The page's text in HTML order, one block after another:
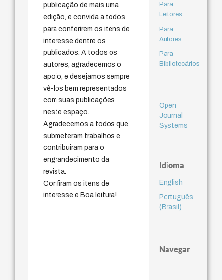
publicação de mais uma
edição, e convida a todos
para conferirem os itens de
interesse dentre os
publicados. A todos os
autores, agradecemos o
apoio, e desejamos sempre
vê-los bem representados
com suas publicações
neste espaço.
Agradecemos a todos que
submeteram trabalhos e
contribuiram para o
engrandecimento da
revista.
Confiram os itens de
interesse e Boa leitura!
Para
Leitores
Para
Autores
Para
Bibliotecários
Open
Journal
Systems
Idioma
English
Português
(Brasil)
Navegar